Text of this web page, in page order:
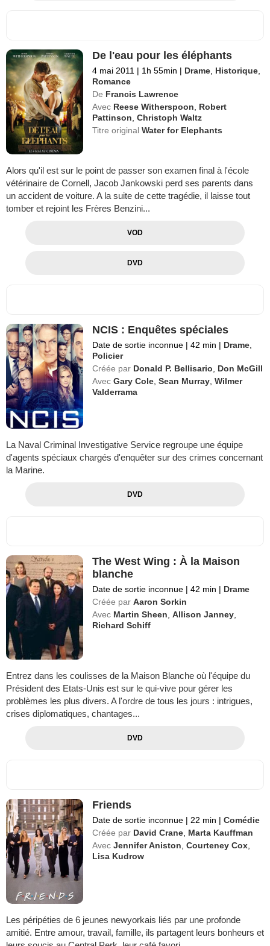
De l'eau pour les éléphants
4 mai 2011 | 1h 55min | Drame Historique
Romance
De Francis Lawrence
Avec Reese Witherspoon
Robert
Pattinson ,Christoph Waltz
Titre originalWater for Elephants
Alors qu'il est sur le point de passer son examen final à l'école
vétérinaire de Cornell, Jacob Jankowski perd ses parents dans
un accident de voiture. A la suite de cette tragédie, il laisse tout
tomber et rejoint les Frères Benzini...
VOD
DVD
NCIS : Enquêtes spéciales
Date de sortie inconnue | 42 min | Drame
Policier
Créée par Donald P. Bellisario
Don McGill
Avec Gary Cole ,Sean Murray ,Wilmer
Valderrama
La Naval Criminal Investigative Service regroupe une équipe
d'agents spéciaux chargés d'enquêter sur des crimes concernant
la Marine.
DVD
The West Wing : À la Maison
blanche
Date de sortie inconnue | 42 min | Drame
Créée par Aaron Sorkin
Avec Martin Sheen ,Allison Janney
Richard Schiff
Entrez dans les coulisses de la Maison Blanche où l'équipe du
Président des Etats-Unis est sur le qui-vive pour gérer les
problèmes les plus divers. A l'ordre de tous les jours : intrigues,
crises diplomatiques, chantages...
DVD
Friends
Date de sortie inconnue | 22 min | Comédie
Créée par David Crane Marta Kauffman
Avec Jennifer Aniston ,Courteney Cox
Lisa Kudrow
Les péripéties de 6 jeunes newyorkais liés par une profonde
amitié. Entre amour, travail, famille, ils partagent leurs bonheurs et